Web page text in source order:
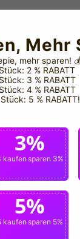
Registrieren
Mehr
mehr sparen!
2 % RABATT
3 % RABATT
4 % RABATT
5 % RABATT!
3%
kaufen sparen 3%
5%
kaufensparen 5%